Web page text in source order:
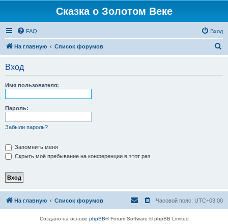
Сказка о Золотом Веке
FAQ Вход
На главную Список форумов
Вход
Имя пользователя:
Пароль:
Забыли пароль?
Запомнить меня
Скрыть моё пребывание на конференции в этот раз
На главную Список форумов Часовой пояс: UTC+03:00
Создано на основе phpBB® Forum Software © phpBB Limited